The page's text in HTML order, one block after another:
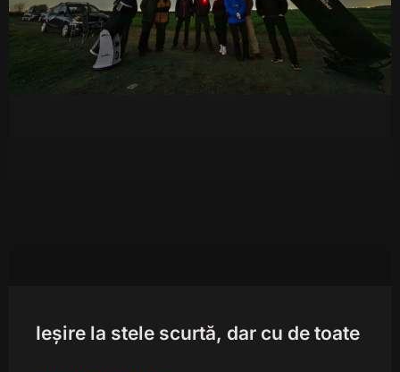
Ieșire la stele scurtă, dar cu de toate